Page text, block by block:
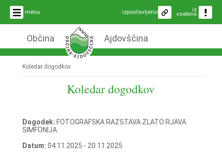
menu iz
vsebine
izpostavljeno
Občina Ajdovščina
Koledar dogodkov
Koledar dogodkov
Dogodek: FOTOGRAFSKA RAZSTAVA ZLATO RJAVA
SIMFONIJA.
Datum: 04.11.2025 - 20.11.2025